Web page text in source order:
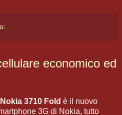
economico ed
Nokia 3710 Fold è il nuovo
3G di Nokia, tutto